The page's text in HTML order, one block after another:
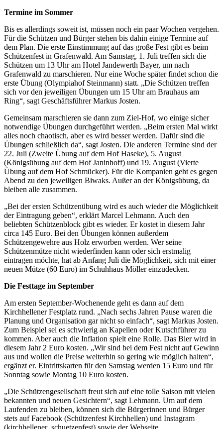
Termine im Sommer
Bis es allerdings soweit ist, müssen noch ein paar Wochen vergehen.
Für die Schützen und Bürger stehen bis dahin einige Termine auf
dem Plan. Die erste Einstimmung auf das große Fest gibt es beim
Schützenfest in Grafenwald. Am Samstag, 1. Juli treffen sich die
Schützen um 13 Uhr am Hotel Jandewerth Bayer, um nach
Grafenwald zu marschieren. Nur eine Woche später findet schon die
erste Übung (Olympiahof Steinmann) statt. „Die Schützen treffen
sich vor den jeweiligen Übungen um 15 Uhr am Brauhaus am
Ring“, sagt Geschäftsführer Markus Josten.
Gemeinsam marschieren sie dann zum Ziel-Hof, wo einige sicher
notwendige Übungen durchgeführt werden. „Beim ersten Mal wirkt
alles noch chaotisch, aber es wird besser werden. Dafür sind die
Übungen schließlich da“, sagt Josten. Die anderen Termine sind der
22. Juli (Zweite Übung auf dem Hof Haseke), 5. August
(Königsübung auf dem Hof Janinhoff) und 19. August (Vierte
Übung auf dem Hof Schmücker). Für die Kompanien geht es gegen
Abend zu den jeweiligen Biwaks. Außer an der Königsübung, da
bleiben alle zusammen.
„Bei der ersten Schützenübung wird es auch wieder die Möglichkeit
der Eintragung geben“, erklärt Marcel Lehmann. Auch den
beliebten Schützenblock gibt es wieder. Er kostet in diesem Jahr
circa 145 Euro. Bei den Übungen können außerdem
Schützengewehre aus Holz erworben werden. Wer seine
Schützenmütze nicht wiederfinden kann oder sich erstmalig
eintragen möchte, hat ab Anfang Juli die Möglichkeit, sich mit einer
neuen Mütze (60 Euro) im Schuhhaus Möller einzudecken.
Die Festtage im September
Am ersten September-Wochenende geht es dann auf dem
Kirchhellener Festplatz rund. „Nach sechs Jahren Pause waren die
Planung und Organisation gar nicht so einfach“, sagt Markus Josten.
Zum Beispiel sei es schwierig an Kapellen oder Kutschführer zu
kommen. Aber auch die Inflation spielt eine Rolle. Das Bier wird in
diesem Jahr 2 Euro kosten. „Wir sind bei dem Fest nicht auf Gewinn
aus und wollen die Preise weiterhin so gering wie möglich halten“,
ergänzt er. Eintrittskarten für den Samstag werden 15 Euro und für
Sonntag sowie Montag 10 Euro kosten.
„Die Schützengesellschaft freut sich auf eine tolle Saison mit vielen
bekannten und neuen Gesichtern“, sagt Lehmann. Um auf dem
Laufenden zu bleiben, können sich die Bürgerinnen und Bürger
stets auf Facebook (Schützenfest Kirchhellen) und Instagram
(kirchhellener_schuetzenfest) sowie der Webseite